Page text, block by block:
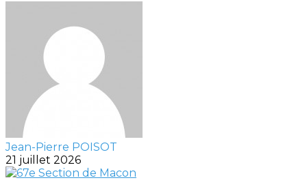
Jean-Pierre POISOT
21 juillet 2026